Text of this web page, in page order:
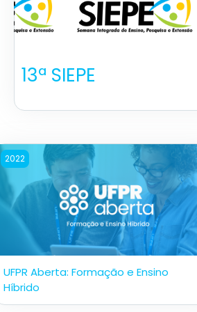
13ª SIEPE
Imagen del curso UFPR Aberta:
2022
UFPR Aberta: Formação e Ensino
Híbrido